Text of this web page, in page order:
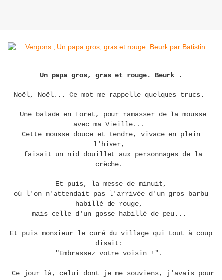
Un papa gros, gras et rouge. Beurk .
Noël, Noël... Ce mot me rappelle quelques trucs.
Une balade en forêt, pour ramasser de la mousse
avec ma Vieille...
Cette mousse douce et tendre, vivace en plein
l'hiver,
faisait un nid douillet aux personnages de la
crèche.
Et puis, la messe de minuit,
où l'on n'attendait pas l'arrivée d'un gros barbu
habillé de rouge,
mais celle d'un gosse habillé de peu...
Et puis monsieur le curé du village qui tout à coup
disait:
"Embrassez votre voisin !".
Ce jour là, celui dont je me souviens, j'avais pour